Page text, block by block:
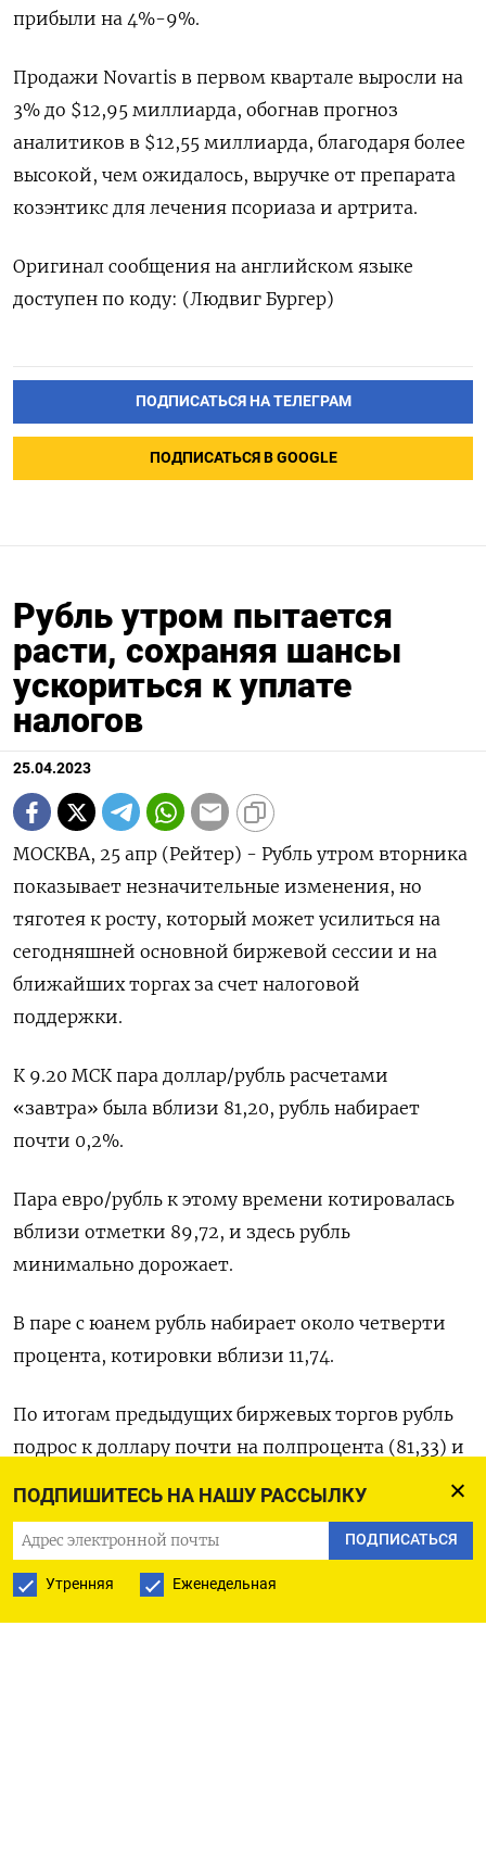
ПОДПИШИТЕСЬ НА НАШУ РАССЫЛКУ
ПОДПИСАТЬСЯ
Утренняя Еженедельная
прибыли на 4%-9%.
Продажи Novartis в первом квартале выросли на
3% до $12,95 миллиарда, обогнав прогноз
аналитиков в $12,55 миллиарда, благодаря более
высокой, чем ожидалось, выручке от препарата
козэнтикс для лечения псориаза и артрита.
Оригинал сообщения на английском языке
доступен по коду: (Людвиг Бургер)
ПОДПИСАТЬСЯ НА ТЕЛЕГРАМ
ПОДПИСАТЬСЯ В GOOGLE
Рубль утром пытается
расти, сохраняя шансы
ускориться к уплате
налогов
25.04.2023
МОСКВА, 25 апр (Рейтер) - Рубль утром вторника
показывает незначительные изменения, но
тяготея к росту, который может усилиться на
сегодняшней основной биржевой сессии и на
ближайших торгах за счет налоговой
поддержки.
К 9.20 МСК пара доллар/рубль расчетами
«завтра» была вблизи 81,20, рубль набирает
почти 0,2%.
Пара евро/рубль к этому времени котировалась
вблизи отметки 89,72, и здесь рубль
минимально дорожает.
В паре с юанем рубль набирает около четверти
процента, котировки вблизи 11,74.
По итогам предыдущих биржевых торгов рубль
подрос к доллару почти на полпроцента (81,33) и
изменился против евро (89,73).
В рублевых котировках вчера отразилось
усиление присутствия российских экспортеров